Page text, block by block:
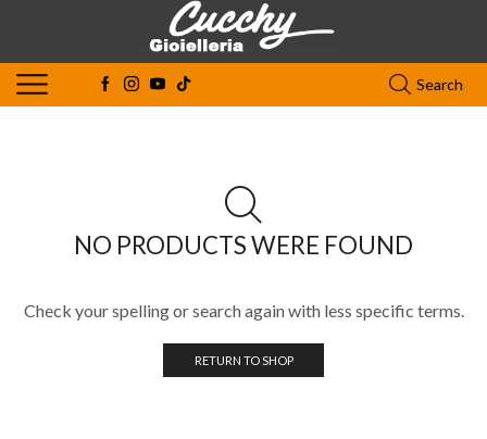
Search
NO PRODUCTS WERE FOUND
Check your spelling or search again with less specific terms.
RETURN TO SHOP